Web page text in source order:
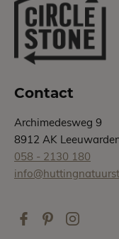
Contact
Archimedesweg 9
8912 AK
058 - 2130 180